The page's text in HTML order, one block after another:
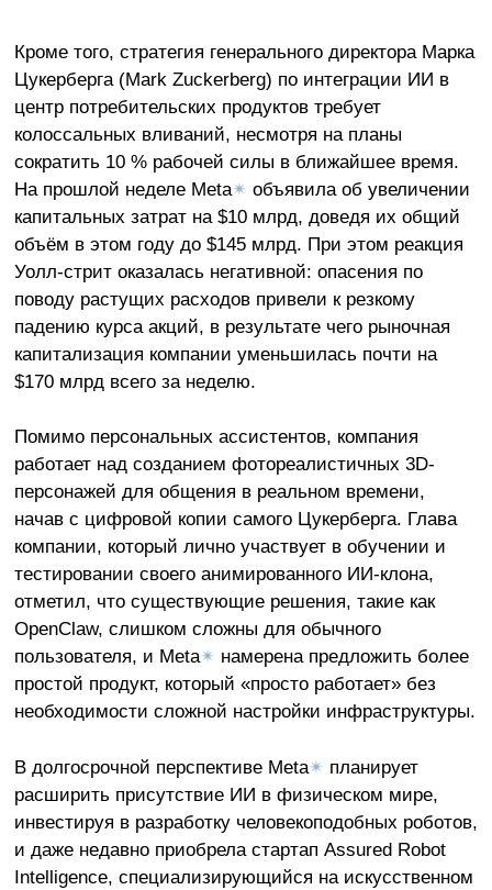
Кроме того, стратегия генерального директора Марка
Цукерберга (Mark Zuckerberg) по интеграции ИИ в
центр потребительских продуктов требует
колоссальных вливаний, несмотря на планы
сократить 10 % рабочей силы в ближайшее время.
На прошлой неделе Meta✴ объявила об увеличении
капитальных затрат на $10 млрд, доведя их общий
объём в этом году до $145 млрд. При этом реакция
Уолл-стрит оказалась негативной: опасения по
поводу растущих расходов привели к резкому
падению курса акций, в результате чего рыночная
капитализация компании уменьшилась почти на
$170 млрд всего за неделю.
Помимо персональных ассистентов, компания
работает над созданием фотореалистичных 3D-
персонажей для общения в реальном времени,
начав с цифровой копии самого Цукерберга. Глава
компании, который лично участвует в обучении и
тестировании своего анимированного ИИ-клона,
отметил, что существующие решения, такие как
OpenClaw, слишком сложны для обычного
пользователя, и Meta✴ намерена предложить более
простой продукт, который «просто работает» без
необходимости сложной настройки инфраструктуры.
В долгосрочной перспективе Meta✴ планирует
расширить присутствие ИИ в физическом мире,
инвестируя в разработку человекоподобных роботов,
и даже недавно приобрела стартап Assured Robot
Intelligence, специализирующийся на искусственном